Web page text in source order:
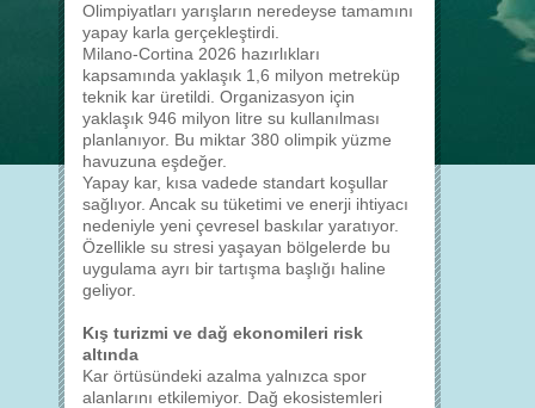
Olimpiyatları yarışların neredeyse tamamını
yapay karla gerçekleştirdi.
Milano-Cortina 2026 hazırlıkları
kapsamında yaklaşık 1,6 milyon metreküp
teknik kar üretildi. Organizasyon için
yaklaşık 946 milyon litre su kullanılması
planlanıyor. Bu miktar 380 olimpik yüzme
havuzuna eşdeğer.
Yapay kar, kısa vadede standart koşullar
sağlıyor. Ancak su tüketimi ve enerji ihtiyacı
nedeniyle yeni çevresel baskılar yaratıyor.
Özellikle su stresi yaşayan bölgelerde bu
uygulama ayrı bir tartışma başlığı haline
geliyor.
Kış turizmi ve dağ ekonomileri risk
altında
Kar örtüsündeki azalma yalnızca spor
alanlarını etkilemiyor. Dağ ekosistemleri